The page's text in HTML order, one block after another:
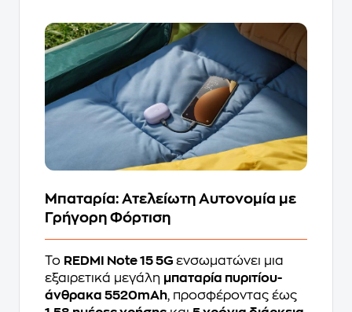
Μπαταρία: Ατελείωτη Αυτονομία με
Γρήγορη Φόρτιση
Το REDMI Note 15 5G ενσωματώνει μια
εξαιρετικά μεγάλη μπαταρία πυριτίου-
άνθρακα 5520mAh, προσφέροντας έως